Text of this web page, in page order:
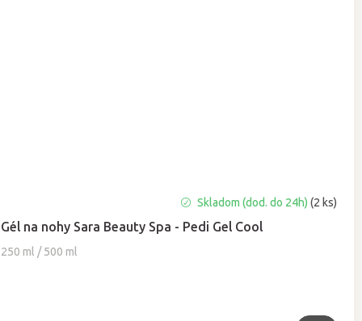
Gél na nohy Sara Beauty Spa - Pedi Gel Cool
250 ml / 500 ml
hodnotenie
produktu
je
Skladom (dod. do 24h)(2 ks)